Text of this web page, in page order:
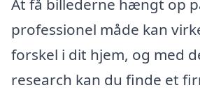
At få billederne hængt op
professionel måde kan
forskel i dit hjem, og med
research kan du finde et